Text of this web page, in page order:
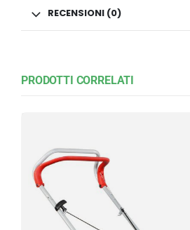
RECENSIONI (0)
PRODOTTI CORRELATI